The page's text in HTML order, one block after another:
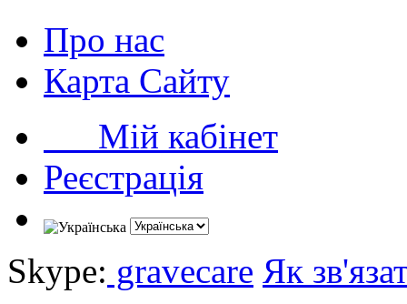
Про нас
Карта Сайту
Мій кабінет
Реєстрація
Skype: gravecare Як